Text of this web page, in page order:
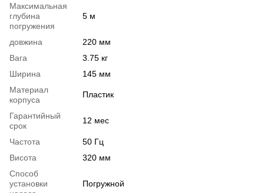
Максимальная
глубина
погружения
5 м
довжина
220 мм
Вага
3.75 кг
Ширина
145 мм
Материал
корпуса
Пластик
Гарантийный
срок
12 мес
Частота
50 Гц
Висота
320 мм
Способ
установки
Погружной